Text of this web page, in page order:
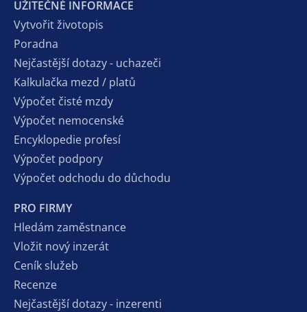
UŽITEČNÉ INFORMACE
Vytvořit životopis
Poradna
Nejčastější dotazy - uchazeči
Kalkulačka mezd / platů
Výpočet čisté mzdy
Výpočet nemocenské
Encyklopedie profesí
Výpočet podpory
Výpočet odchodu do důchodu
PRO FIRMY
Hledám zaměstnance
Vložit nový inzerát
Ceník služeb
Recenze
Nejčastější dotazy - inzerenti